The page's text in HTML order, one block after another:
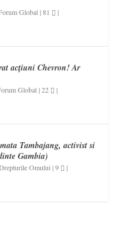
Global |81 |
acțiuni Chevron! Ar
Global |22 |
Tambajang, activist si
Gambia)
Omului |9 |